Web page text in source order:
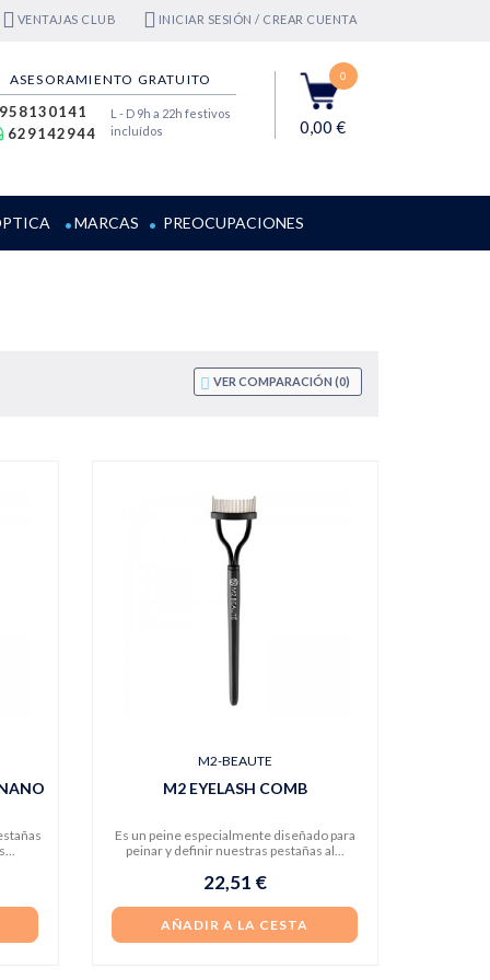
VENTAJAS CLUB INICIAR SESIÓN / CREAR CUENTA
ASESORAMIENTO GRATUITO
629142944
L - D 9h a 22h festivos
incluídos
0
0,00 €
MARCAS PREOCUPACIONES
VER COMPARACIÓN (0)
M2-BEAUTE
M2 EYELASH COMB
Es un peine especialmente diseñado para
peinar y definir nuestras pestañas al...
22,51 €
AÑADIR A LA CESTA